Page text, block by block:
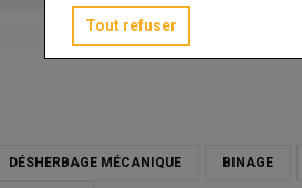
DÉSHERBAGE MÉCANIQUE BINAGE
Tout refuser